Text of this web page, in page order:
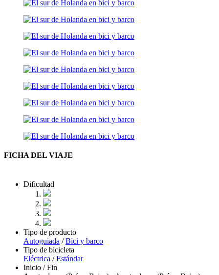
FICHA DEL VIAJE
Dificultad
Tipo de producto
Autoguiada /Bici y barco
Tipo de bicicleta
Eléctrica /Estándar
Inicio / Fin